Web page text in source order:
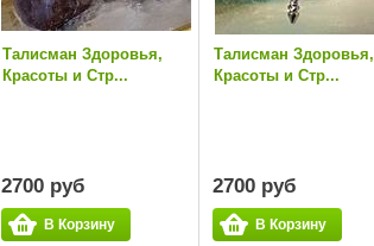
Талисман Здоровья,
Красоты и Стр...
2700 руб
В Корзину
Талисман Здоровья,
Красоты и Стр...
2700 руб
В Корзину